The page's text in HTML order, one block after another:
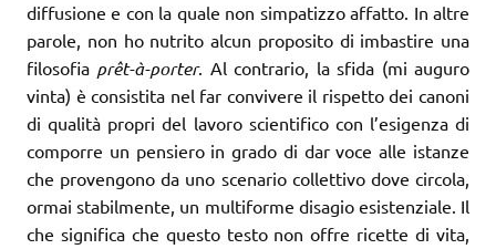
diffusione e con la quale non simpatizzo affatto. In altre
parole, non ho nutrito alcun proposito di imbastire una
filosofia prêt-à-porter. Al contrario, la sfida (mi auguro
vinta) è consistita nel far convivere il rispetto dei canoni
di qualità propri del lavoro scientifico con l’esigenza di
comporre un pensiero in grado di dar voce alle istanze
che provengono da uno scenario collettivo dove circola,
ormai stabilmente, un multiforme disagio esistenziale. Il
che significa che questo testo non offre ricette di vita,